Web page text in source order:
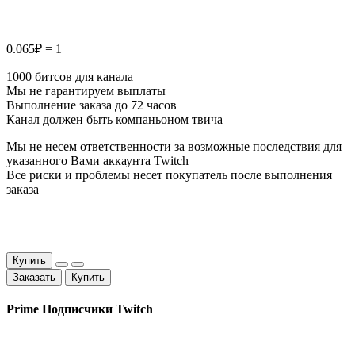
0.065₽ = 1
1000 битсов для канала
Мы не гарантируем выплаты
Выполнение заказа до 72 часов
Канал должен быть компаньоном твича
Мы не несем ответственности за возможные последствия для
указанного Вами аккаунта Twitch
Все риски и проблемы несет покупатель после выполнения
заказа
Купить
Заказать
Купить
Prime Подписчики Twitch